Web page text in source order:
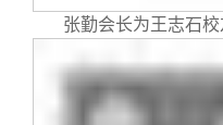
张勤会长为王志石